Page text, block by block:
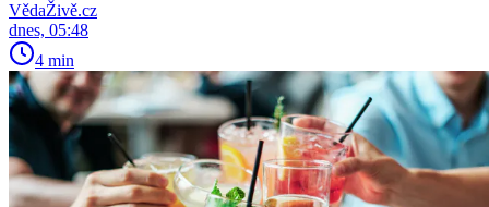
VědaŽivě.cz
dnes, 05:48
4 min